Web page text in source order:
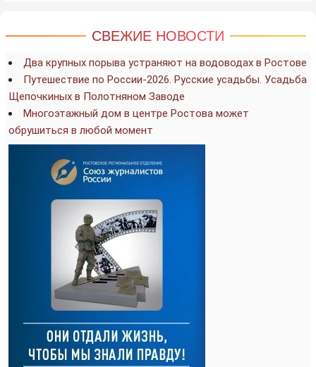
СВЕЖИЕ НОВОСТИ
Два крупных порыва устраняют на водоводах в Ростове
Путешествие по России-2026. Русские усадьбы. Усадьба
Щепочкиных в Полотняном Заводе
Многоэтажный дом в центре Ростова может
обрушиться в любой момент